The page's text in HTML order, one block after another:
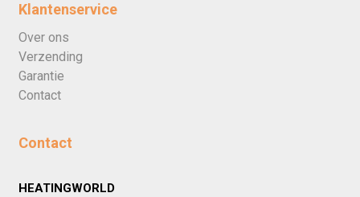
Klantenservice
Over ons
Verzending
Garantie
Contact
Contact
HEATINGWORLD